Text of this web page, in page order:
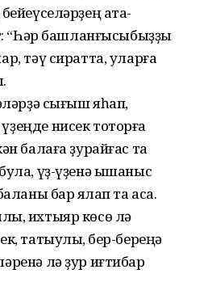
ата-
“Һәр башланғысыбыҙҙы
тәү сиратта, уларға
сығыш яһап,
нисек тоторға
балаға ҙурайғас та
үҙ-үҙенә ышаныс
бар яҡлап та аса.
ихтыяр көсө лә
татыулыҡ, бер-береңә
лә ҙур иғтибар